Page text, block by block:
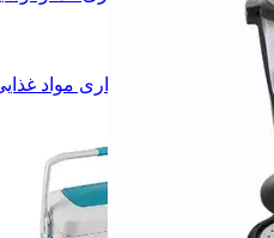
ساک و چمدان
آلات
و نوشیدنی
نگهداری مواد
های ورزش و سفر